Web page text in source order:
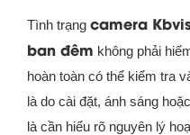
Tình trạng camera
ban đêm không phải
hoàn toàn có thể kiểm tra
là do cài đặt, ánh sáng
là cần hiểu rõ nguyên lý